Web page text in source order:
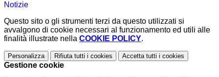
Notizie
Questo sito o gli strumenti terzi da questo utilizzati si
avvalgono di cookie necessari al funzionamento ed utili alle
finalità illustrate nella COOKIE POLICY.
Personalizza Rifiuta tutti i cookies Accetta tutti i cookies
Gestione cookie